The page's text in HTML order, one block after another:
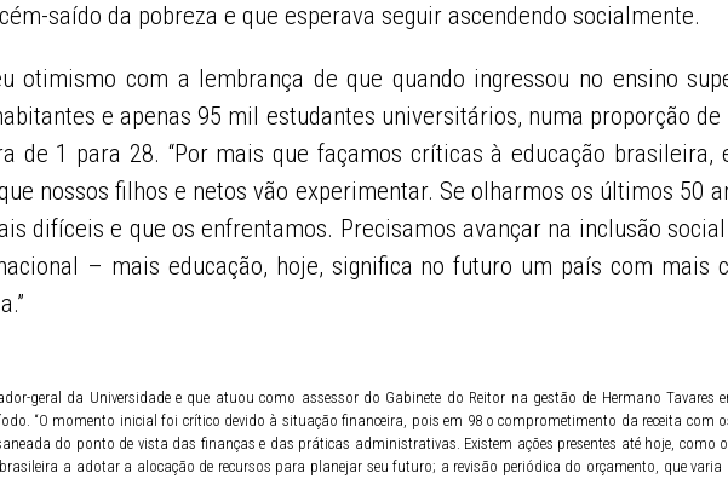
saído da pobreza e que esperava seguir ascendendo socialmente.
otimismo com a lembrança de que quando ingressou no ensino
e apenas 95 mil estudantes universitários, numa proporção de
de 1 para 28. “Por mais que façamos críticas à educação brasileira,
nossos filhos e netos vão experimentar. Se olharmos os últimos 50
difíceis e que os enfrentamos. Precisamos avançar na inclusão
– mais educação, hoje, significa no futuro um país com mais
geral da Universidade e que atuou como assessor do Gabinete do Reitor na gestão de Hermano Tavares
“O momento inicial foi crítico devido à situação financeira, pois em 98 o comprometimento da receita com
do ponto de vista das finanças e das práticas administrativas. Existem ações presentes até hoje, como
a adotar a alocação de recursos para planejar seu futuro; a revisão periódica do orçamento, que